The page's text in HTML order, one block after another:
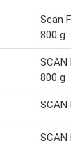
Scan
800 g
SCAN
800 g
SCAN
SCAN